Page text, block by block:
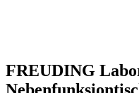
FREUDING